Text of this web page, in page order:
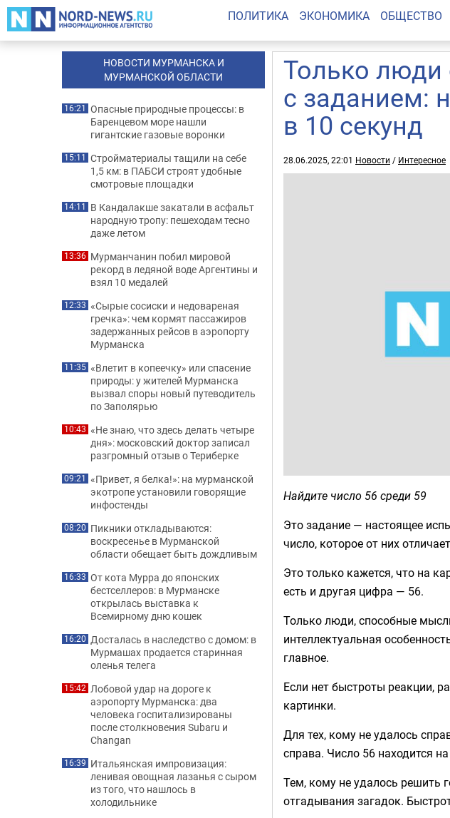
ПОЛИТИКА ЭКОНОМИКА ОБЩЕСТВО
Только люди
с заданием:
в 10 секунд
28.06.2025, 22:01 Новости / Интересное
Найдите число 56 среди 59
Это задание — настоящее
число, которое от них
Это только кажется, что на
есть и другая цифра — 56.
Только люди, способные
интеллектуальная
главное.
Если нет быстроты реакции,
картинки.
Для тех, кому не удалось
справа. Число 56 находится
Тем, кому не удалось решить
отгадывания загадок.
НОВОСТИ МУРМАНСКА И
МУРМАНСКОЙ ОБЛАСТИ
16:21 Опасные природные процессы: в
Баренцевом море нашли
гигантские газовые воронки
15:11 Стройматериалы тащили на себе
1,5 км: в ПАБСИ строят удобные
смотровые площадки
14:11 В Кандалакше закатали в асфальт
народную тропу: пешеходам тесно
даже летом
13:36 Мурманчанин побил мировой
рекорд в ледяной воде Аргентины и
взял 10 медалей
12:33 «Сырые сосиски и недовареная
гречка»: чем кормят пассажиров
задержанных рейсов в аэропорту
Мурманска
11:35 «Влетит в копеечку» или спасение
природы: у жителей Мурманска
вызвал споры новый путеводитель
по Заполярью
10:43 «Не знаю, что здесь делать четыре
дня»: московский доктор записал
разгромный отзыв о Териберке
09:21 «Привет, я белка!»: на мурманской
экотропе установили говорящие
инфостенды
08:20 Пикники откладываются:
воскресенье в Мурманской
области обещает быть дождливым
16:33 От кота Мурра до японских
бестселлеров: в Мурманске
открылась выставка к
Всемирному дню кошек
16:20 Досталась в наследство с домом: в
Мурмашах продается старинная
оленья телега
15:42 Лобовой удар на дороге к
аэропорту Мурманска: два
человека госпитализированы
после столкновения Subaru и
Changan
16:39 Итальянская импровизация:
ленивая овощная лазанья с сыром
из того, что нашлось в
холодильнике